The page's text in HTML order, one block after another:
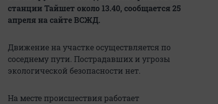
станции Тайшет около 13.40, сообщается 25
апреля на сайте ВСЖД.
Движение на участке осуществляется по
соседнему пути. Пострадавших и угрозы
экологической безопасности нет.
На месте происшествия работает